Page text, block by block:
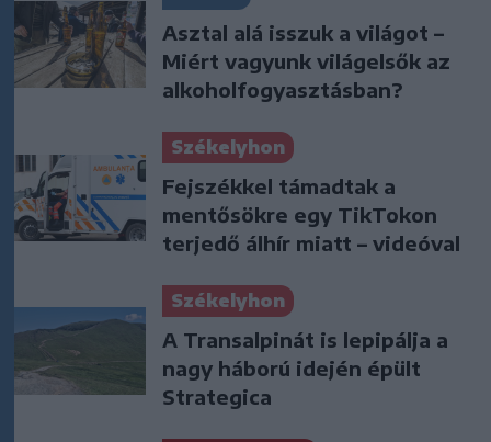
Asztal alá isszuk a világot –
Miért vagyunk világelsők az
alkoholfogyasztásban?
Székelyhon
Fejszékkel támadtak a
mentősökre egy TikTokon
terjedő álhír miatt – videóval
Székelyhon
A Transalpinát is lepipálja a
nagy háború idején épült
Strategica